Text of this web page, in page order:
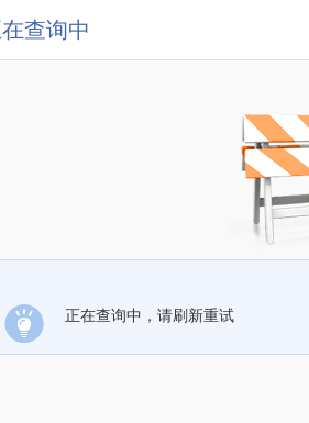
查询中
正在查询中，请刷新重试